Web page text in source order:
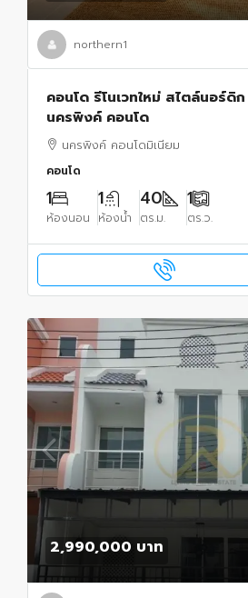
northern1
คอนโด รีโนเวทใหม่ สไตล์นอร์ดิ
นครพิงค์ คอนโด
นครพิงค์ คอนโดมิเนียม
คอนโด
1
ห้องนอน
1
ห้องน้ำ
40
ตร.ม.
1
ตร.ว.
2,990,000 บาท